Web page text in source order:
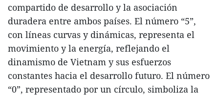
compartido de desarrollo y la asociación
duradera entre ambos países. El número “5”,
con líneas curvas y dinámicas, representa el
movimiento y la energía, reflejando el
dinamismo de Vietnam y sus esfuerzos
constantes hacia el desarrollo futuro. El número
“0”, representado por un círculo, simboliza la